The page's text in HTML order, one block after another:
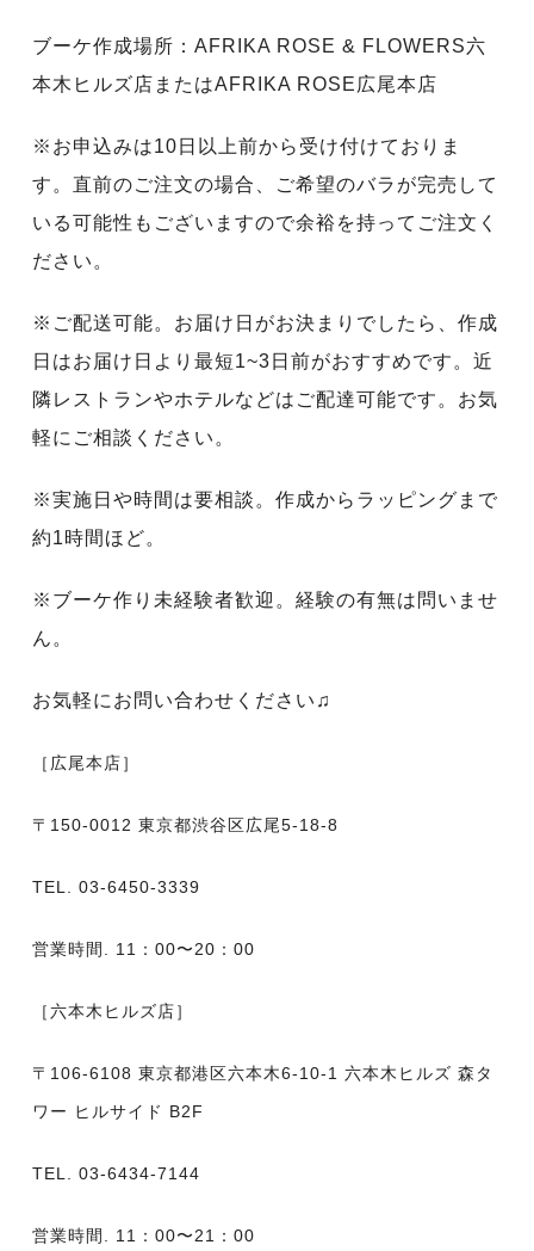
ブーケ作成場所：AFRIKA ROSE & FLOWERS六
本木ヒルズ店またはAFRIKA ROSE広尾本店
※お申込みは10日以上前から受け付けておりま
す。直前のご注文の場合、ご希望のバラが完売して
いる可能性もございますので余裕を持ってご注文く
ださい。
※ご配送可能。お届け日がお決まりでしたら、作成
日はお届け日より最短1~3日前がおすすめです。近
隣レストランやホテルなどはご配達可能です。お気
軽にご相談ください。
※実施日や時間は要相談。作成からラッピングまで
約1時間ほど。
※ブーケ作り未経験者歓迎。経験の有無は問いませ
ん。
お気軽にお問い合わせください♫
［広尾本店］
〒150-0012 東京都渋谷区広尾5-18-8
TEL. 03-6450-3339
営業時間. 11：00〜20：00
［六本木ヒルズ店］
〒106-6108 東京都港区六本木6-10-1 六本木ヒルズ 森タ
ワー ヒルサイド B2F
TEL. 03-6434-7144
営業時間. 11：00〜21：00